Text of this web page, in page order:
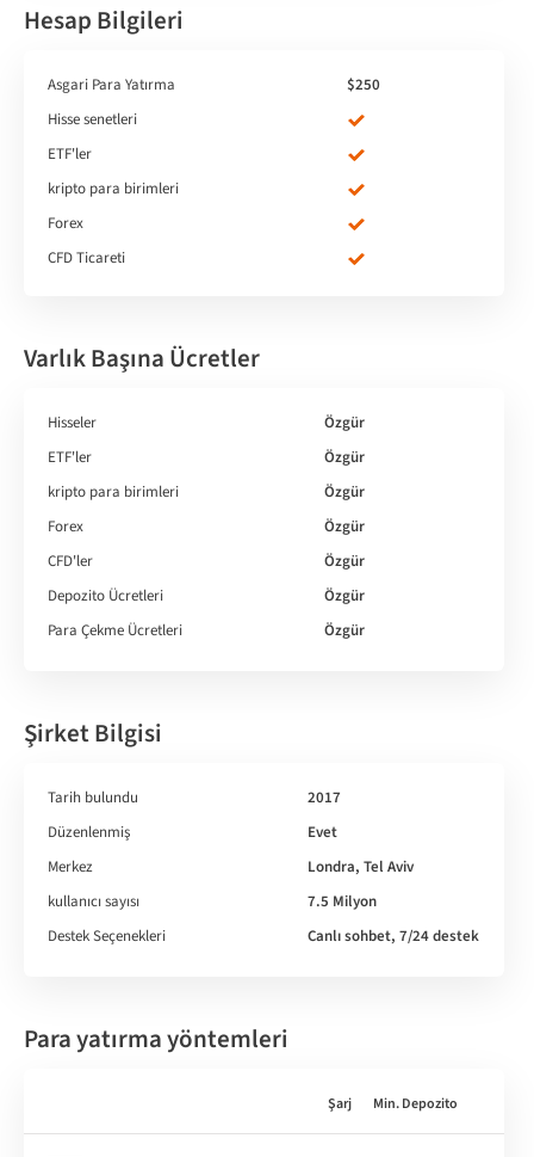
Hesap Bilgileri
Asgari Para Yatırma
$250
Hisse senetleri
ETF'ler
kripto para birimleri
Forex
CFD Ticareti
Varlık Başına Ücretler
Hisseler
Özgür
ETF'ler
Özgür
kripto para birimleri
Özgür
Forex
Özgür
CFD'ler
Özgür
Depozito Ücretleri
Özgür
Para Çekme Ücretleri
Özgür
Şirket Bilgisi
Tarih bulundu
2017
Düzenlenmiş
Evet
Merkez
Londra, Tel Aviv
kullanıcı sayısı
7.5 Milyon
Destek Seçenekleri
Canlı sohbet, 7/24 destek
Para yatırma yöntemleri
Şarj Min. Depozito